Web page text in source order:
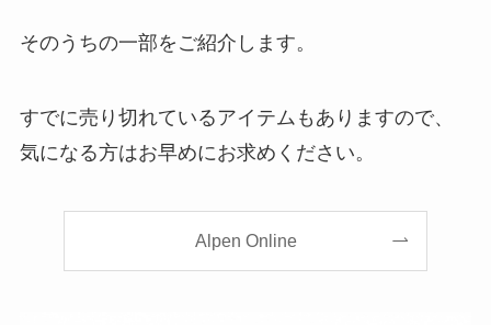
そのうちの一部をご紹介します。
すでに売り切れているアイテムもありますので、
気になる方はお早めにお求めください。
Alpen Online